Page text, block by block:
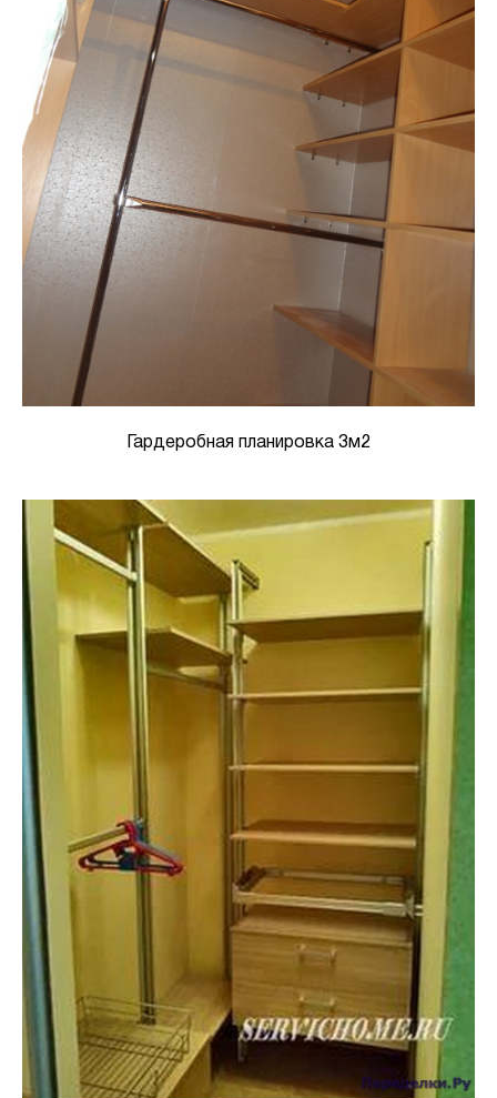
Гардеробная планировка 3м2